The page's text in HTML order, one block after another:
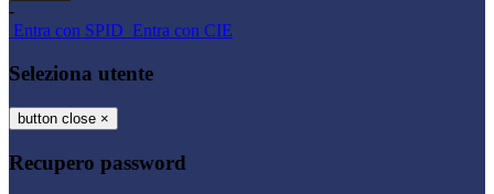
-
Entra con SPID Entra con CIE
Seleziona utente
button close ×
Recupero password